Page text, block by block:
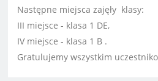
Następne miejsca zajęły klasy:
III miejsce - klasa 1 DE,
IV miejsce - klasa 1 B .
Gratulujemy wszystkim